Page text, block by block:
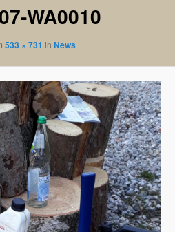
WA0010
533 × 731 inNews